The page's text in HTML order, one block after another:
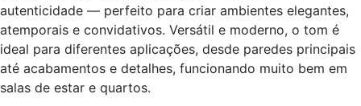
autenticidade — perfeito para criar ambientes elegantes,
atemporais e convidativos. Versátil e moderno, o tom é
ideal para diferentes aplicações, desde paredes principais
até acabamentos e detalhes, funcionando muito bem em
salas de estar e quartos.